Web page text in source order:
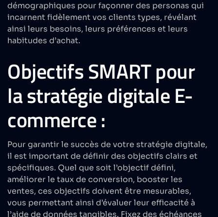
démographiques pour façonner des personas qui
incarnent fidèlement vos clients types, révélant
ainsi leurs besoins, leurs préférences et leurs
habitudes d’achat.
Objectifs SMART pour
la stratégie digitale E-
commerce :
Pour garantir le succès de votre stratégie digitale,
il est important de définir des objectifs clairs et
spécifiques. Quel que soit l’objectif défini,
améliorer le taux de conversion, booster les
ventes, ces objectifs doivent être mesurables,
vous permettant ainsi d’évaluer leur efficacité à
l’aide de données tangibles. Fixez des échéances